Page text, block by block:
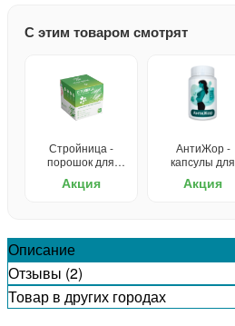
С этим товаром смотрят
Стройница -
порошок для
Акция
АнтиЖор -
капсулы для
Акция
Описание
Отзывы (2)
Товар в других городах